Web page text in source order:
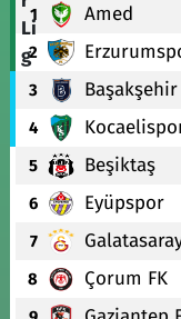
1 Amed
2
3 Başakşehir
4
5 Beşiktaş
6 Eyüpspor
7
8 Çorum FK